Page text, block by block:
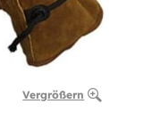
Vergrößern